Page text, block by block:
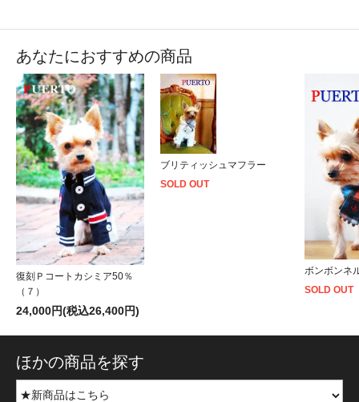
あなたにおすすめの商品
復刻Ｐコートカシミア50％
（７）
24,000円(税込26,400円)
ブリティッシュマフラー
SOLD OUT
ボンボンネ
SOLD OUT
ほかの商品を探す